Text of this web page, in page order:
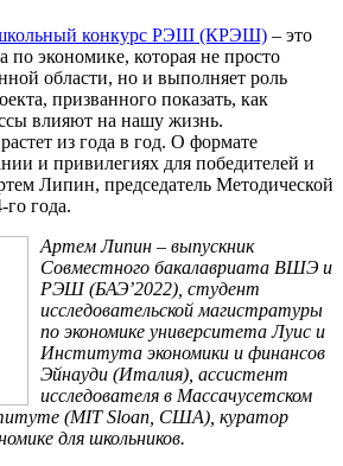
конкурс РЭШ (КРЭШ) – это
по экономике, которая не просто
области, но и выполняет роль
призванного показать, как
влияют на нашу жизнь.
из года в год. О формате
и привилегиях для победителей и
Липин, председатель Методической
года.
Артем Липин – выпускник
Совместного бакалавриата ВШЭ и
РЭШ (БАЭ’2022), студент
исследовательской магистратуры
по экономике университета Луис и
Института экономики и финансов
Эйнауди (Италия), ассистент
исследователя в Массачусетском
(MIT Sloan, США), куратор
для школьников.